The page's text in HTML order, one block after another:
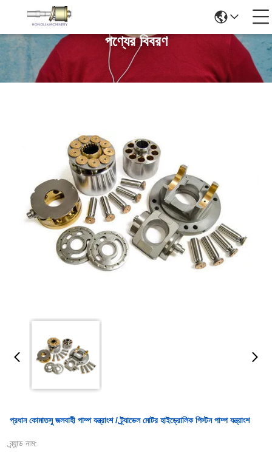
পণ্যের বিবরণ
প্রধান কোমাতসু জলবাহী পাম্প যন্ত্রাংশ / ট্র্যাভেল মোটর হাইড্রোলিক পিস্টন পাম্প যন্ত্রাংশ
ব্র্যান্ড নাম: